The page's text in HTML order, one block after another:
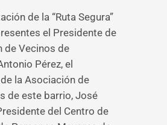
de la “Ruta Segura”
el Presidente de
de Vecinos de
Pérez, el
la Asociación de
de este barrio, José
del Centro de